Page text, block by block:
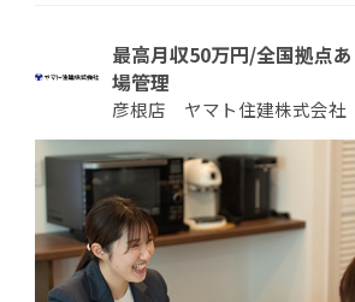
最高月収50万円/全国拠点
場管理
彦根店 ヤマト住建株式会社